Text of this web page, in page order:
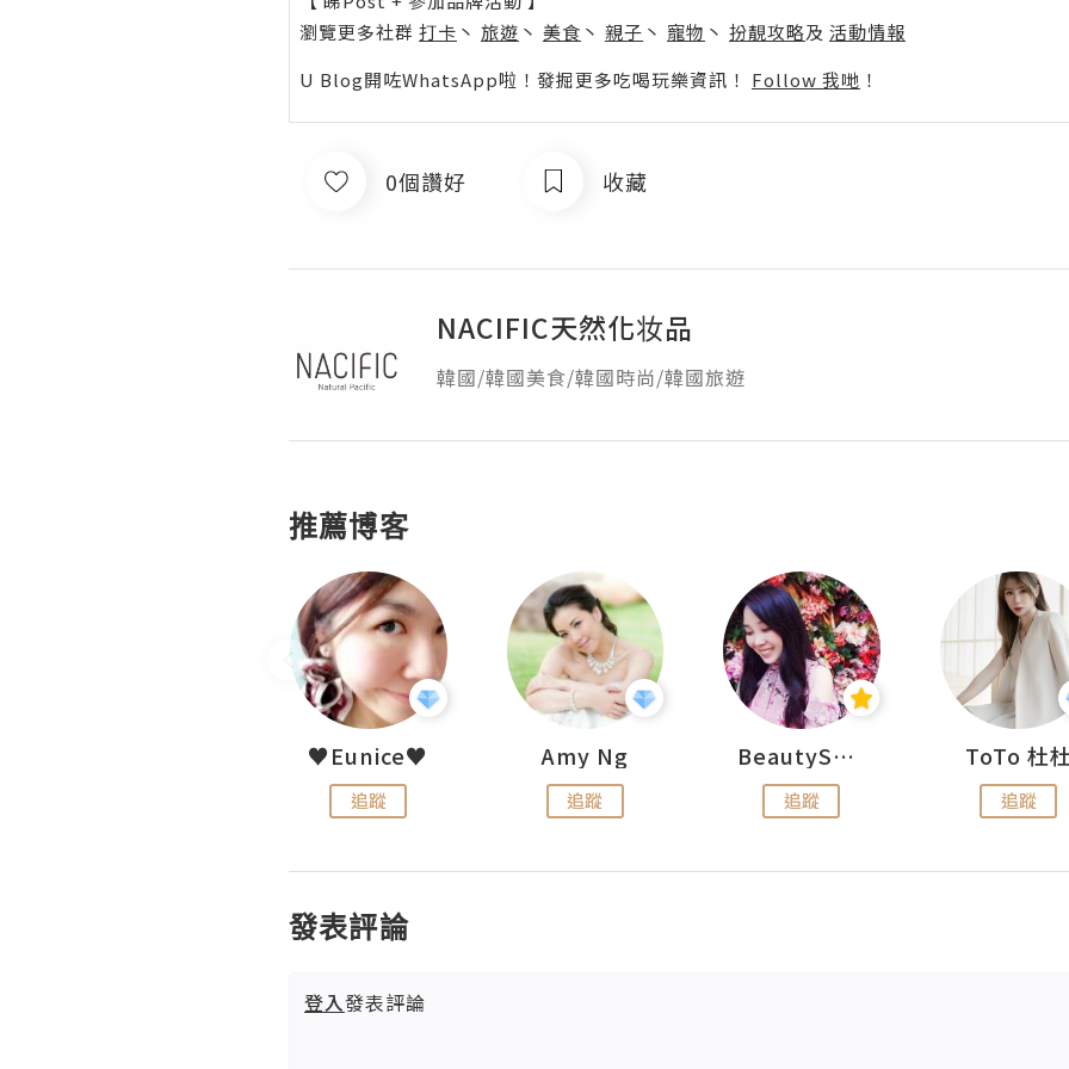
瀏覽更多社群 打卡 丶 旅遊 丶 美食 丶 親子 丶 寵物 丶 扮靚攻略及 活動情報
U Blog開咗WhatsApp啦！發掘更多吃喝玩樂資訊！ Follow 我哋 ！
0個讚好 收藏
NACIFIC天然化妆品
韓國/韓國美食/韓國時尚/韓國旅遊
推薦博客
♥Eunice♥
追蹤
Amy Ng
追蹤
BeautySearch
追蹤
ToTo 杜
追蹤
發表評論
登入發表評論